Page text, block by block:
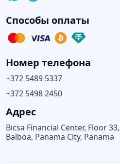
Способы оплаты
Номер телефона
+372 5489 5337
+372 5498 2450
Адрес
Bicsa Financial Center, Floor
Balboa, Panama City, Panama